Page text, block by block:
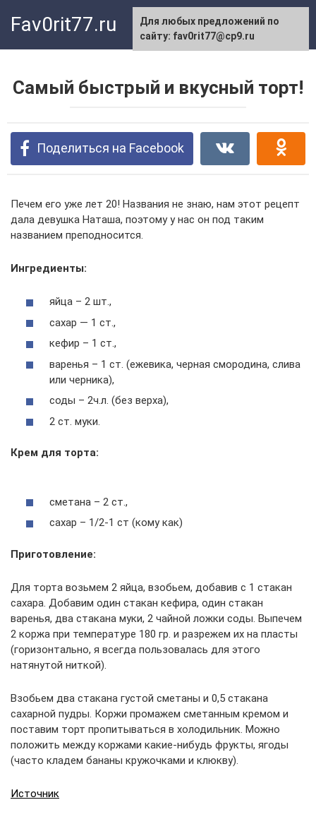
Fav0rit77.ru
Самый быстрый и вкусный торт!
Поделиться на Facebook
Печем его уже лет 20! Названия не знаю, нам этот рецепт
дала девушка Наташа, поэтому у нас он под таким
названием преподносится.
Ингредиенты:
яйца – 2 шт.,
сахар — 1 ст.,
кефир – 1 ст.,
варенья – 1 ст. (ежевика, черная смородина, слива
или черника),
соды – 2ч.л. (без верха),
2 ст. муки.
Крем для торта:
сметана – 2 ст.,
сахар – 1/2-1 ст (кому как)
Приготовление:
Для торта возьмем 2 яйца, взобьем, добавив с 1 стакан
сахара. Добавим один стакан кефира, один стакан
варенья, два стакана муки, 2 чайной ложки соды. Выпечем
2 коржа при температуре 180 гр. и разрежем их на пласты
(горизонтально, я всегда пользовалась для этого
натянутой ниткой).
Взобьем два стакана густой сметаны и 0,5 стакана
сахарной пудры. Коржи промажем сметанным кремом и
поставим торт пропитываться в холодильник. Можно
положить между коржами какие-нибудь фрукты, ягоды
(часто кладем бананы кружочками и клюкву).
Источник
Для любых предложений по
сайту: fav0rit77@cp9.ru